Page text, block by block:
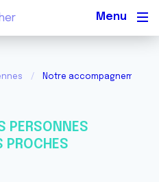
Notre accompagnement
PERSONNES
PROCHES